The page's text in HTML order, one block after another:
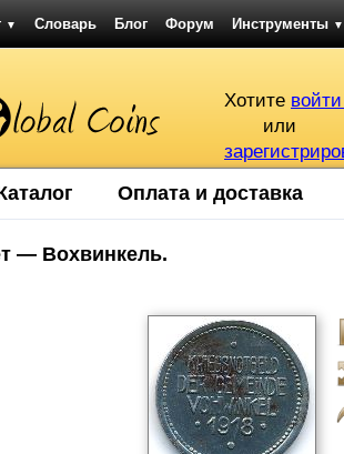
▼ Словарь Блог Форум Инструменты ▼
Хотите
или
Оплата и доставка
— Вохвинкель.